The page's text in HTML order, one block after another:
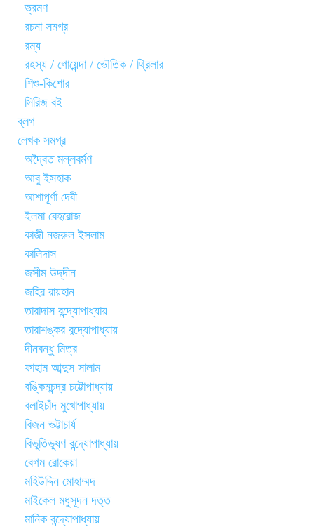
ভ্রমণ
রচনা সমগ্র
রম্য
রহস্য / গোয়েন্দা / ভৌতিক / থ্রিলার
শিশু-কিশোর
সিরিজ বই
ব্লগ
লেখক সমগ্র
অদ্বৈত মল্লবর্মণ
আবু ইসহাক
আশাপূর্ণা দেবী
ইলমা বেহরোজ
কাজী নজরুল ইসলাম
কালিদাস
জসীম উদ্‌দীন
জহির রায়হান
তারাদাস বন্দ্যোপাধ্যায়
তারাশঙ্কর বন্দ্যোপাধ্যায়
দীনবন্ধু মিত্র
ফাহাম আব্দুস সালাম
বঙ্কিমচন্দ্র চট্টোপাধ্যায়
বলাইচাঁদ মুখোপাধ্যায়
বিজন ভট্টাচার্য
বিভূতিভূষণ বন্দ্যোপাধ্যায়
বেগম রোকেয়া
মহিউদ্দিন মোহাম্মদ
মাইকেল মধুসূদন দত্ত
মানিক বন্দ্যোপাধ্যায়